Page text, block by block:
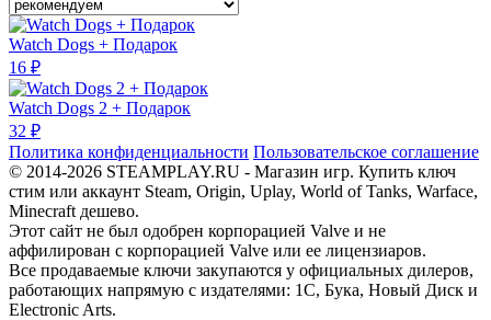
Watch Dogs + Подарок
16 ₽
Watch Dogs 2 + Подарок
32 ₽
Политика конфиденциальности Пользовательское соглашение
© 2014-2026 STEAMPLAY.RU - Магазин игр. Купить ключ
стим или аккаунт Steam, Origin, Uplay, World of Tanks, Warface,
Minecraft дешево.
Этот сайт не был одобрен корпорацией Valve и не
аффилирован с корпорацией Valve или ее лицензиаров.
Все продаваемые ключи закупаются у официальных дилеров,
работающих напрямую с издателями: 1С, Бука, Новый Диск и
Electronic Arts.